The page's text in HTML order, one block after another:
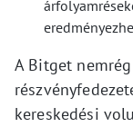
A Bitget
kereskedési